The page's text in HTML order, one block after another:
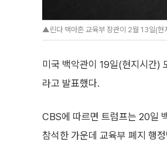
▲린다 맥마흔 교육부 장관이 2월 13일(현
미국 백악관이 19일(현지시간)
라고 발표했다.
CBS에 따르면 트럼프는 20일
참석한 가운데 교육부 폐지 행